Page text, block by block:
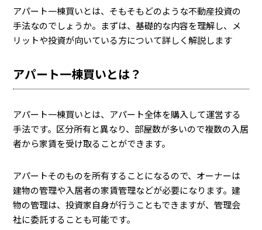
アパート一棟買いとは、そもそもどのような不動産投資の
手法なのでしょうか。まずは、基礎的な内容を理解し、メ
リットや投資が向いている方について詳しく解説します
アパート一棟買いとは？
アパート一棟買いとは、アパート全体を購入して運営する
手法です。区分所有と異なり、部屋数が多いので複数の入居
者から家賃を受け取ることができます。
アパートそのものを所有することになるので、オーナーは
建物の管理や入居者の家賃管理などが必要になります。建
物の管理は、投資家自身が行うこともできますが、管理会
社に委託することも可能です。